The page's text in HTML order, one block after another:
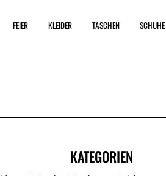
FEIER KLEIDER TASCHEN SCHUHE
KATEGORIEN